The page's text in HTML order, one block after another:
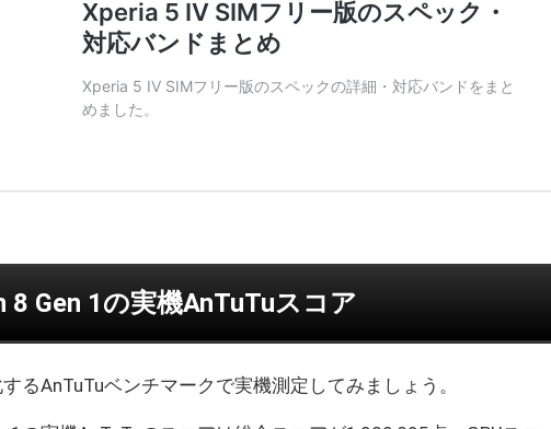
8 Gen 1の実機AnTuTuスコア
るAnTuTuベンチマークで実機測定してみましょう。